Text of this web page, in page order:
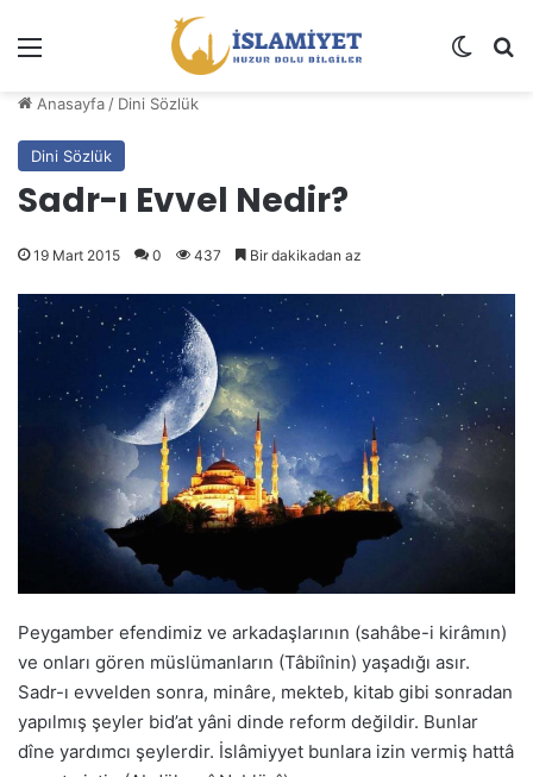
Dış
Anasayfa / Dini Sözlük
Dini Sözlük
Sadr-ı Evvel Nedir?
19 Mart 2015 0 437 Bir dakikadan az
Peygamber efendimiz ve arkadaşlarının (sahâbe-i kirâmın)
ve onları gören müslümanların (Tâbiînin) yaşadığı asır.
Sadr-ı evvelden sonra, minâre, mekteb, kitab gibi sonradan
yapılmış şeyler bid’at yâni dinde reform değildir. Bunlar
dîne yardımcı şeylerdir. İslâmiyyet bunlara izin vermiş hattâ